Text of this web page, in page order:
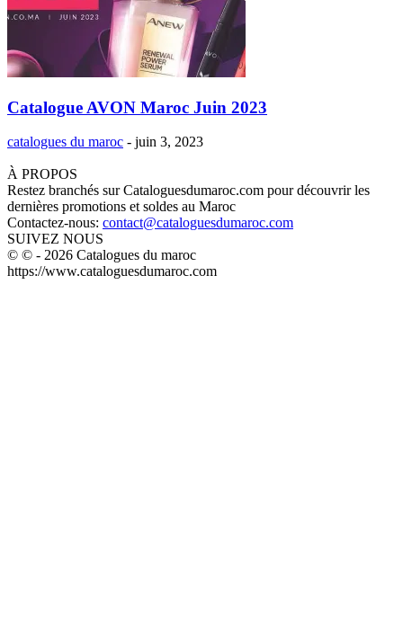
Catalogue AVON Maroc Juin 2023
catalogues du maroc - juin 3, 2023
À PROPOS
Restez branchés sur Cataloguesdumaroc.com pour découvrir les
dernières promotions et soldes au Maroc
Contactez-nous: contact@cataloguesdumaroc.com
SUIVEZ NOUS
© © - 2026 Catalogues du maroc
https://www.cataloguesdumaroc.com